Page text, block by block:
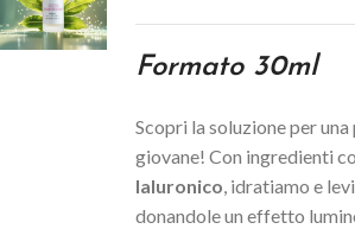
Formato 30ml
Scopri la soluzione per una
giovane! Con ingredienti
Ialuronico, idratiamo e
donandole un effetto